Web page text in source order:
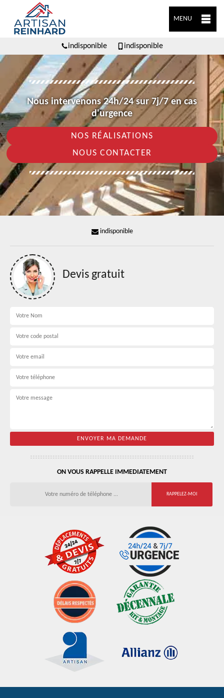
MENU
indisponible indisponible
Nous intervenons 24h/24 sur 7j/7 en cas
d'urgence
NOS RÉALISATIONS
NOUS CONTACTER
indisponible
Devis gratuit
ON VOUS RAPPELLE IMMEDIATEMENT